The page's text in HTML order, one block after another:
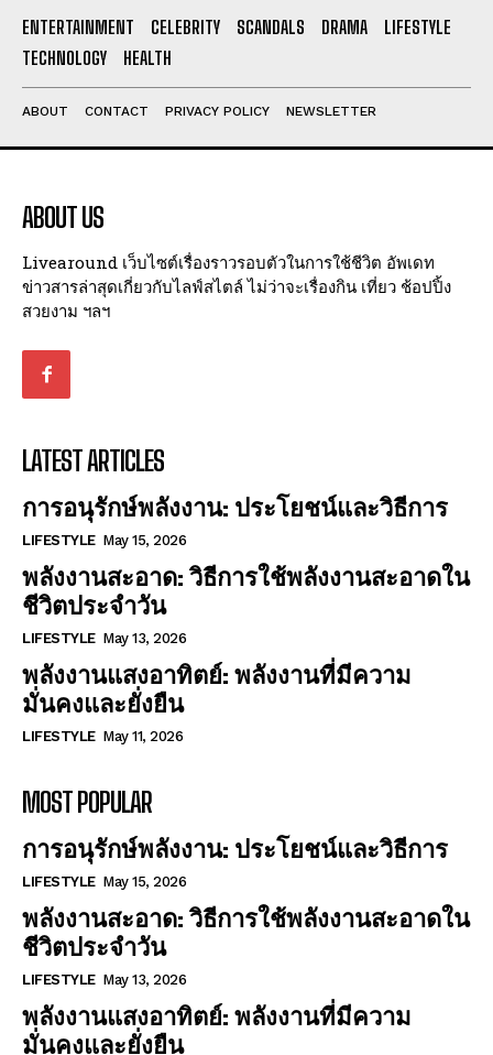
I've read and accept the
ENTERTAINMENT CELEBRITY SCANDALS DRAMA
LIFESTYLE
TECHNOLOGY
HEALTH
ABOUT CONTACT PRIVACY POLICY NEWSLETTER
ABOUT US
Livearound เว็บไซต์เรื่องราวรอบตัวในการใช้ชีวิต อัพเดท
ข่าวสารล่าสุดเกี่ยวกับไลฟ์สไตล์ ไม่ว่าจะเรื่องกิน เที่ยว ช้อปปิ้ง
สวยงาม ฯลฯ
LATEST ARTICLES
การอนุรักษ์พลังงาน: ประโยชน์และวิธีการ
LIFESTYLE May 15, 2026
พลังงานสะอาด: วิธีการใช้พลังงานสะอาดใน
ชีวิตประจำวัน
LIFESTYLE May 13, 2026
พลังงานแสงอาทิตย์: พลังงานที่มีความ
มั่นคงและยั่งยืน
LIFESTYLE May 11, 2026
MOST POPULAR
การอนุรักษ์พลังงาน: ประโยชน์และวิธีการ
LIFESTYLE May 15, 2026
พลังงานสะอาด: วิธีการใช้พลังงานสะอาดใน
ชีวิตประจำวัน
LIFESTYLE May 13, 2026
พลังงานแสงอาทิตย์: พลังงานที่มีความ
มั่นคงและยั่งยืน